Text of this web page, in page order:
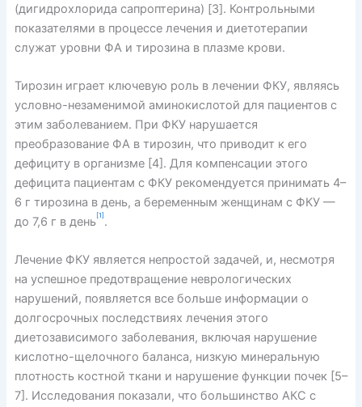
(дигидрохлорида сапроптерина) [3]. Контрольными
показателями в процессе лечения и диетотерапии
служат уровни ФА и тирозина в плазме крови.
Тирозин играет ключевую роль в лечении ФКУ, являясь
условно-незаменимой аминокислотой для пациентов с
этим заболеванием. При ФКУ нарушается
преобразование ФА в тирозин, что приводит к его
дефициту в организме [4]. Для компенсации этого
дефицита пациентам с ФКУ рекомендуется принимать 4–
6 г тирозина в день, а беременным женщинам с ФКУ —
до 7,6 г в день [1] .
Лечение ФКУ является непростой задачей, и, несмотря
на успешное предотвращение неврологических
нарушений, появляется все больше информации о
долгосрочных последствиях лечения этого
диетозависимого заболевания, включая нарушение
кислотно-щелочного баланса, низкую минеральную
плотность костной ткани и нарушение функции почек [5–
7]. Исследования показали, что большинство АКС с